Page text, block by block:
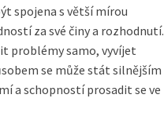
spojena s větší mírou
za své činy a rozhodnutí.
problémy samo, vyvíjet
se může stát silnějším
a schopností prosadit se ve